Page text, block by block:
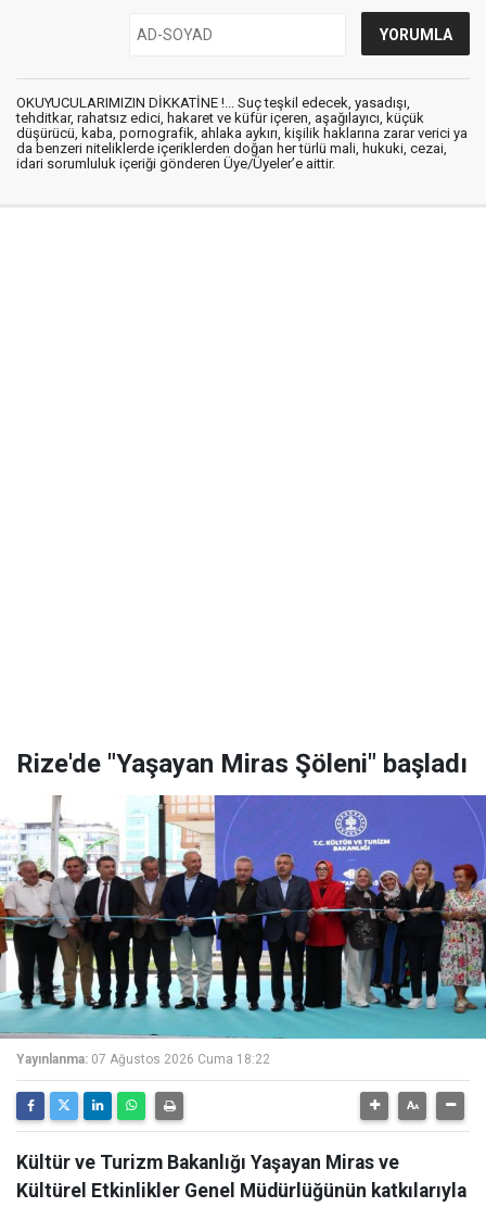
OKUYUCULARIMIZIN DİKKATİNE !... Suç teşkil edecek, yasadışı,
tehditkar, rahatsız edici, hakaret ve küfür içeren, aşağılayıcı, küçük
düşürücü, kaba, pornografik, ahlaka aykırı, kişilik haklarına zarar verici ya
da benzeri niteliklerde içeriklerden doğan her türlü mali, hukuki, cezai,
idari sorumluluk içeriği gönderen Üye/Üyeler’e aittir.
Rize'de "Yaşayan Miras Şöleni" başladı
Yayınlanma: 07 Ağustos 2026 Cuma 18:22
Kültür ve Turizm Bakanlığı Yaşayan Miras ve
Kültürel Etkinlikler Genel Müdürlüğünün katkılarıyla